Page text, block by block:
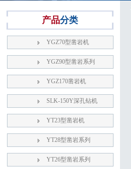
产品分类
YGZ70型凿岩机
YGZ90型凿岩系列
YGZ170凿岩机
SLK-150Y深孔钻机
YT23型凿岩机
YT28型凿岩系列
YT26型凿岩系列